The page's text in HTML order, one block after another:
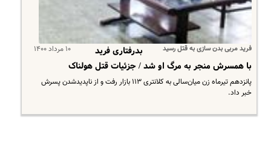
فرید مربی بدن سازی به قتل رسید ۱۰ مرداد ۱۴۰۰
بدرفتاری فرید
با همسرش منجر به مرگ او شد / جزئیات قتل هولناک
​پانزدهم تیرماه زن میان‌سالی به کلانتری ۱۱۳ بازار رفت و از ناپدیدشدن پسرش
خبر داد.